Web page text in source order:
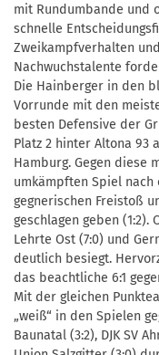
mit Rundumbande und
schnelle
Zweikampfverhalten
Nachwuchstalente
Die Hainberger in den
Vorrunde mit den
besten Defensive der
Platz 2 hinter Altona 93
Hamburg. Gegen diese
umkämpften Spiel nach
gegnerischen Freistoß
geschlagen geben (1:2).
Lehrte Ost (7:0) und
deutlich besiegt.
das beachtliche 6:1
Mit der gleichen
„weiß“ in den Spielen
Baunatal (3:2), DJK SV